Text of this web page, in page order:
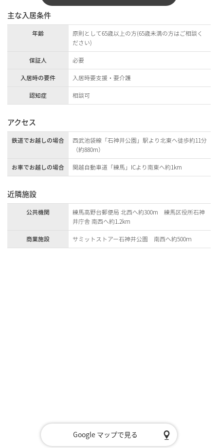
主な入居条件
年齢
原則として65歳以上の方(65歳未満の方はご相談く
ださい)
保証人
必要
入居時の要件
入居時要支援・要介護
認知症
相談可
アクセス
鉄道でお越しの場合
西武池袋線「石神井公園」駅より北東へ徒歩約11分
（約880m）
お車でお越しの場合
関越自動車道「練馬」ICより南東へ約1km
近隣施設
公共機関
練馬高野台郵便局 北西へ約300m 練馬区役所石神
井庁舎 南西へ約1.2km
商業施設
サミットストアー石神井公園 南西へ約500ｍ
Google マップで見る